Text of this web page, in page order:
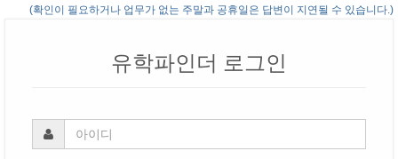
(확인이 필요하거나 업무가 없는 주말과 공휴일은 답변이 지연될 수 있습니다.)
유학파인더 로그인